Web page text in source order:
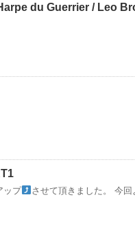
du Guerrier / Leo
ップ させて頂きました。 今回